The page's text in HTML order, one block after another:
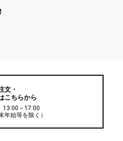
文・
こちらから
13:00～17:00
年始等を除く）